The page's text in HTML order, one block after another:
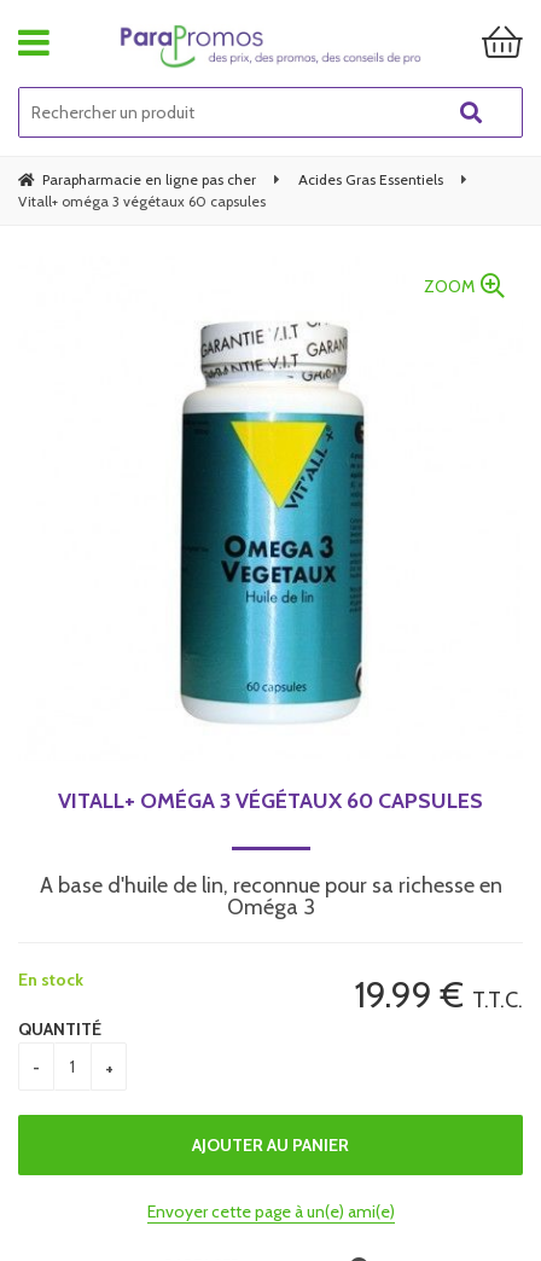
Parapharmacie en ligne pas cher
Acides Gras Essentiels
Vitall+ oméga 3 végétaux 60 capsules
ZOOM
VITALL+ OMÉGA 3 VÉGÉTAUX 60 CAPSULES
A base d'huile de lin, reconnue pour sa richesse en
Oméga 3
19.99 € T.T.C.
En stock
QUANTITÉ
Envoyer cette page à un(e) ami(e)